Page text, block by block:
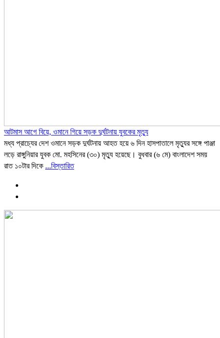
আটমাস আগে বিয়ে, ওমানে গিয়ে সড়ক দুর্ঘটনায় যুবকের মৃত্যু
‎মধ্য প্রাচ্যের দেশ ওমানে সড়ক দুর্ঘটনায় আহত হয়ে ৬ দিন হাসপাতালে মৃত্যুর সঙ্গে পাঞ্জা
লড়ে রাঙ্গুনিয়ার যুবক মো. মহসিনের (৩০) মৃত্যু হয়েছে। বুধবার (৬ মে) বাংলাদেশ সময়
রাত ১০টার দিকে ...বিস্তারিত